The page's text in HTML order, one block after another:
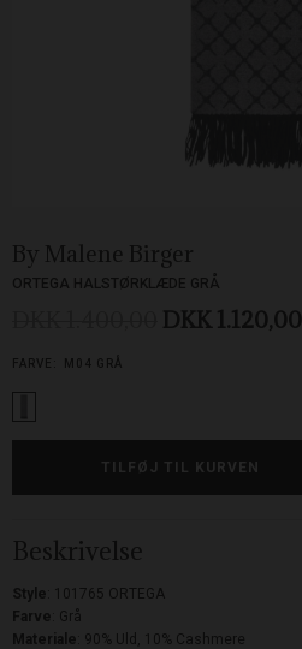
By Malene Birger
ORTEGA HALSTØRKLÆDE GRÅ
DKK 1.120,00
FARVE: M04 GRÅ
Beskrivelse
Style : 101765 ORTEGA
Farve : Grå
Materiale : 90% Uld, 10% Cashmere